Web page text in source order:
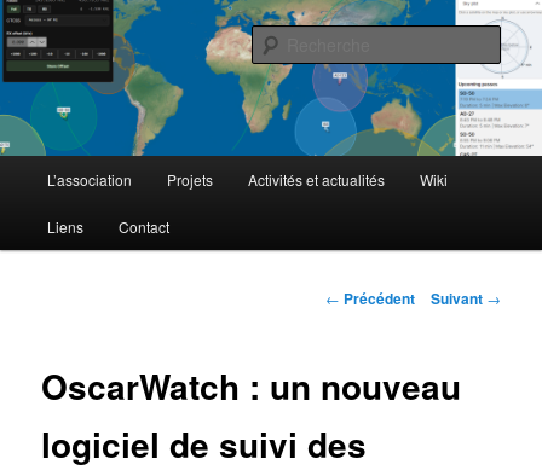
Aller
au
contenu
principalAMSAT Francophone
L'activité radioamateur par satellite
principal
L’association Projets Activités et actualités Wiki
Liens Contact
Navigation
← Précédent Suivant →
OscarWatch : un nouveau
logiciel de suivi des